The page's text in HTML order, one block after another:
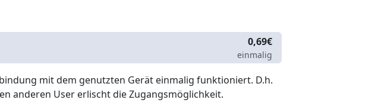
0,69€
einmalig
mit dem genutzten Gerät einmalig funktioniert. D.h.
anderen User erlischt die Zugangsmöglichkeit.